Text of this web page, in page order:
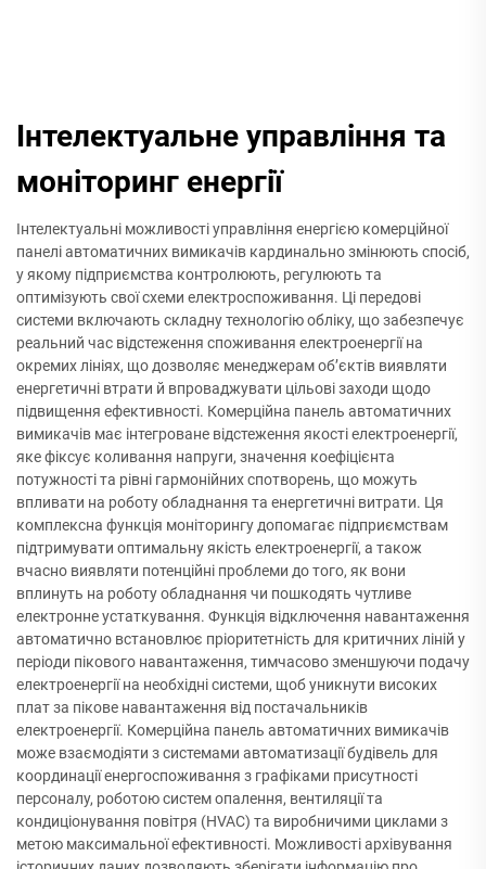
Інтелектуальне управління та
моніторинг енергії
Інтелектуальні можливості управління енергією комерційної
панелі автоматичних вимикачів кардинально змінюють спосіб,
у якому підприємства контролюють, регулюють та
оптимізують свої схеми електроспоживання. Ці передові
системи включають складну технологію обліку, що забезпечує
реальний час відстеження споживання електроенергії на
окремих лініях, що дозволяє менеджерам об’єктів виявляти
енергетичні втрати й впроваджувати цільові заходи щодо
підвищення ефективності. Комерційна панель автоматичних
вимикачів має інтегроване відстеження якості електроенергії,
яке фіксує коливання напруги, значення коефіцієнта
потужності та рівні гармонійних спотворень, що можуть
впливати на роботу обладнання та енергетичні витрати. Ця
комплексна функція моніторингу допомагає підприємствам
підтримувати оптимальну якість електроенергії, а також
вчасно виявляти потенційні проблеми до того, як вони
вплинуть на роботу обладнання чи пошкодять чутливе
електронне устаткування. Функція відключення навантаження
автоматично встановлює пріоритетність для критичних ліній у
періоди пікового навантаження, тимчасово зменшуючи подачу
електроенергії на необхідні системи, щоб уникнути високих
плат за пікове навантаження від постачальників
електроенергії. Комерційна панель автоматичних вимикачів
може взаємодіяти з системами автоматизації будівель для
координації енергоспоживання з графіками присутності
персоналу, роботою систем опалення, вентиляції та
кондиціонування повітря (HVAC) та виробничими циклами з
метою максимальної ефективності. Можливості архівування